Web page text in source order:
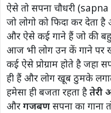
ऐसे तो सपना चौधरी
जो लोगो को फिदा कर देता
और ऐसे कई गाने हैं जो की
आज भी लोग उन कें गाने पर
कई ऐसे प्रोग्राम होते है जहा
ही हैं और लोग खूब ठुमके
हमेसा ही बजता रहता हैतेरी
औरगजबणसपना का गाना